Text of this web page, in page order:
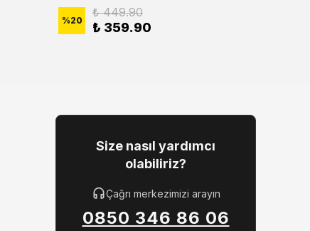
%20
₺ 449.90
₺ 359.90
Size nasıl yardımcı
olabiliriz?
Çağrı merkezimizi arayın
0850 346 86 06